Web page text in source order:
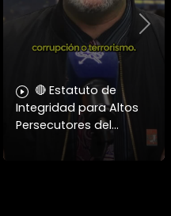
🔴 Estatuto de
Integridad para Altos
Persecutores del
analista Patricio Mery